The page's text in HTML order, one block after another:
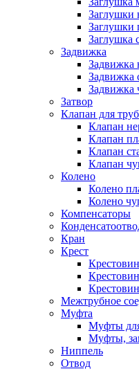
Заглушки
Заглушки
Заглушка
Задвижка
Задвижка
Задвижка
Задвижка
Затвор
Клапан для труб
Клапан
Клапан
Клапан
Клапан
Колено
Колено
Колено
Компенсаторы
Кран
Крест
Межтрубное
Муфта
Муфты
Муфты,
Ниппель
Отвод